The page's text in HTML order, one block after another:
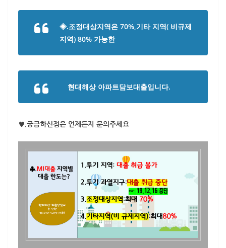
◈.조정대상지역은 70%,기타 지역( 비규제
지역) 80% 가능한
현대해상 아파트담보대출입니다.
♥.궁금하신점은 언제든지 문의주세요